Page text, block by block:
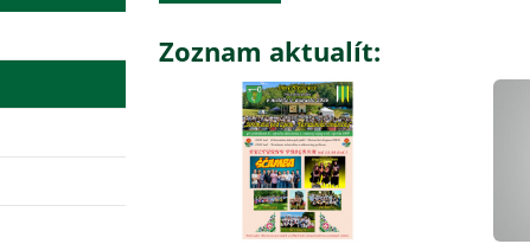
Zoznam aktualít: